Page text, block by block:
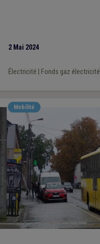
2 Mai 2024
Électricité Fonds gaz électricité
Mobilité